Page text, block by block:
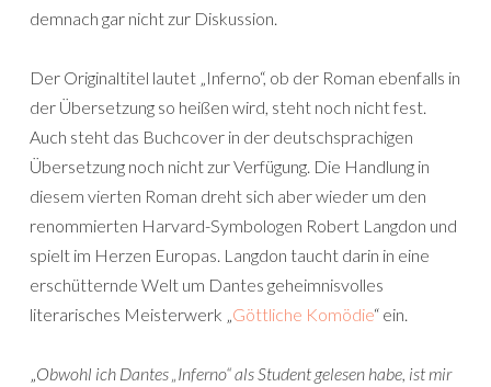
demnach gar nicht zur Diskussion.
Der Originaltitel lautet „Inferno“, ob der Roman ebenfalls in
der Übersetzung so heißen wird, steht noch nicht fest.
Auch steht das Buchcover in der deutschsprachigen
Übersetzung noch nicht zur Verfügung. Die Handlung in
diesem vierten Roman dreht sich aber wieder um den
renommierten Harvard-Symbologen Robert Langdon und
spielt im Herzen Europas. Langdon taucht darin in eine
erschütternde Welt um Dantes geheimnisvolles
literarisches Meisterwerk „Göttliche Komödie“ ein.
„Obwohl ich Dantes „Inferno“ als Student gelesen habe, ist mir